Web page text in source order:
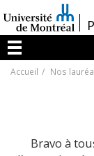
au
contenu
/
Menu
Accueil Nos
Bravo à